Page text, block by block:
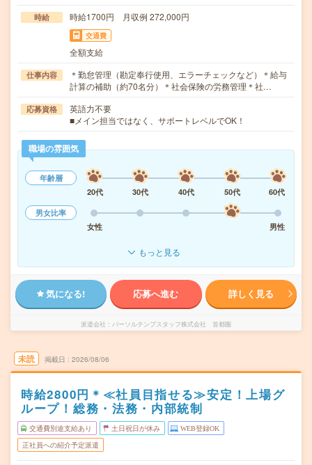
時給 時給1700円 月収例 272,000円
交通費
全額支給
仕事内容
＊勤怠管理（勘定奉行使用、エラーチェックなど）＊給与
計算の補助（約70名分）＊社会保険の労務管理＊社…
応募資格
英語力不要
■メイン担当ではなく、サポートレベルでOK！
職場の雰囲気
年齢層
20代
30代 40代 50代
60代
男女比率
女性
男性
もっと見る
気になる! 応募へ進む 詳しく見る
派遣会社 パーソルテンプスタッフ株式会社 首都圏
未読 掲載日 2026/08/06
時給2800円＊≪社員目指せる≫安定！上場グ
ループ！総務・法務・内部統制
交通費別途支給あり 土日祝日が休み WEB登録OK
正社員への紹介予定派遣